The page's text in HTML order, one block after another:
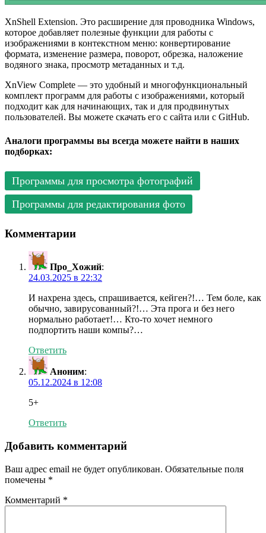
XnShell Extension. Это расширение для проводника Windows,
которое добавляет полезные функции для работы с
изображениями в контекстном меню: конвертирование
формата, изменение размера, поворот, обрезка, наложение
водяного знака, просмотр метаданных и т.д.
XnView Complete — это удобный и многофункциональный
комплект программ для работы с изображениями, который
подходит как для начинающих, так и для продвинутых
пользователей. Вы можете скачать его с сайта или с GitHub.
Аналоги программы вы всегда можете найти в наших
подборках:
Программы для просмотра фотографий
Программы для редактирования фото
Комментарии
Про_Хожий:
24.03.2025 в 22:32
И нахрена здесь, спрашивается, кейген?!… Тем боле, как
обычно, завирусованный?!… Эта прога и без него
нормально работает!… Кто-то хочет немного
подпортить наши компы?…
Ответить
Аноним:
05.12.2024 в 12:08
5+
Ответить
Добавить комментарий
Ваш адрес email не будет опубликован. Обязательные поля
помечены *
Комментарий *